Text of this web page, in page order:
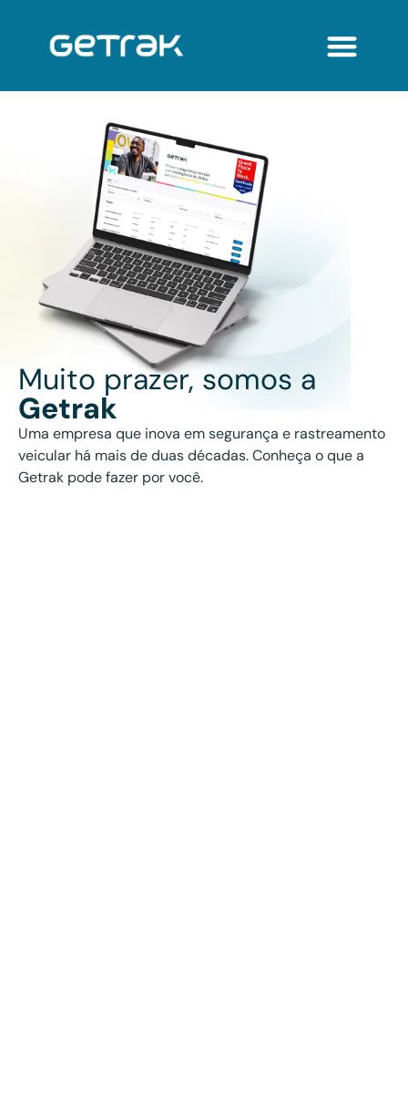
Muito prazer, somos a
Getrak
Uma empresa que inova em segurança e rastreamento
veicular há mais de duas décadas. Conheça o que a
Getrak pode fazer por você.